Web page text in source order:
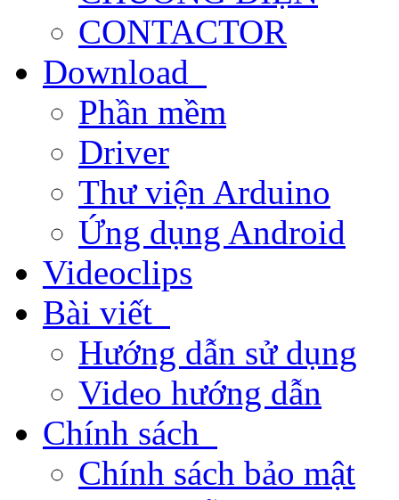
CONTACTOR
Download
Phần mềm
Driver
Thư viện Arduino
Ứng dụng Android
Videoclips
Bài viết
Hướng dẫn sử dụng
Video hướng dẫn
Chính sách
Chính sách bảo mật